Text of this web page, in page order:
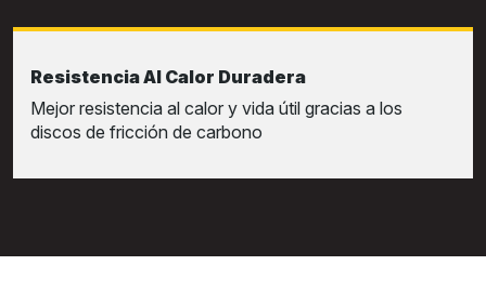
Resistencia Al Calor Duradera
Mejor resistencia al calor y vida útil gracias a los
discos de fricción de carbono